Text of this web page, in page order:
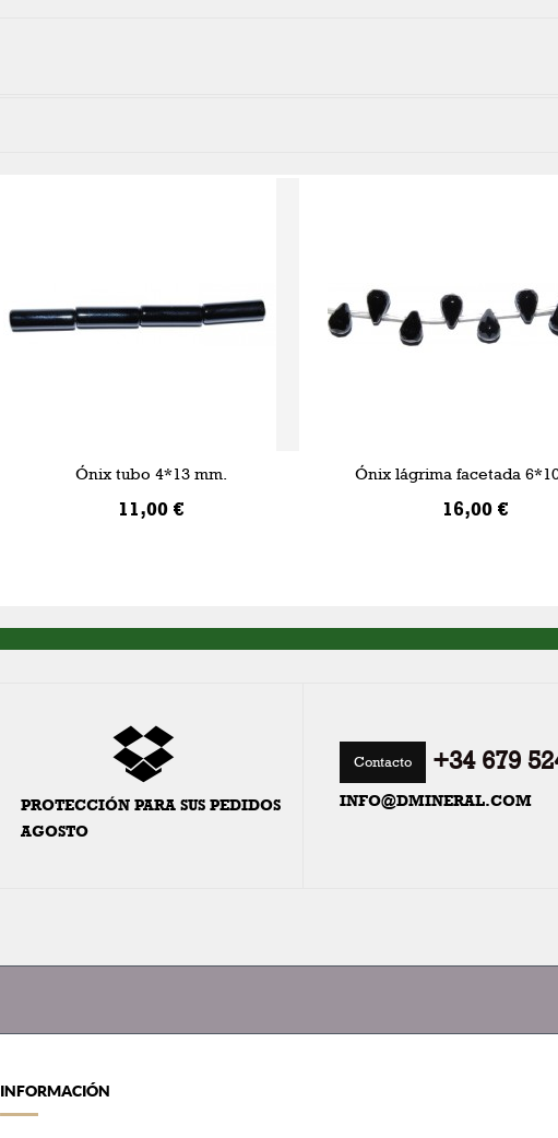
Ónix tubo 4*13 mm.
11,00 €
Ónix lágrima facetada
16,00 €
PROTECCIÓN PARA SUS PEDIDOS
AGOSTO
Contacto +34 679
INFO@DMINERAL.COM
INFORMACIÓN